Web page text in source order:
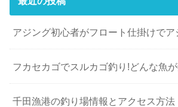
アジング初心者がフロート仕掛けでア
フカセカゴでスルカゴ釣り!どんな魚
千田漁港の釣り場情報とアクセス方法